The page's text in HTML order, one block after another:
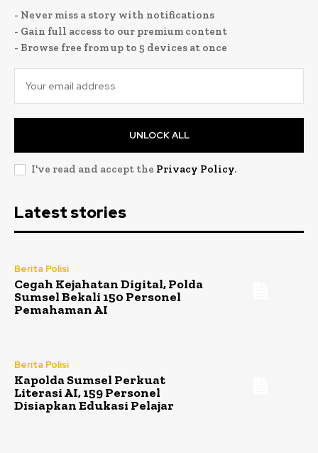
- Never miss a story with notifications
- Gain full access to our premium content
- Browse free from up to 5 devices at once
UNLOCK ALL
I've read and accept the Privacy Policy.
Latest stories
Berita Polisi
Cegah Kejahatan Digital, Polda
Sumsel Bekali 150 Personel
Pemahaman AI
Berita Polisi
Kapolda Sumsel Perkuat
Literasi AI, 159 Personel
Disiapkan Edukasi Pelajar